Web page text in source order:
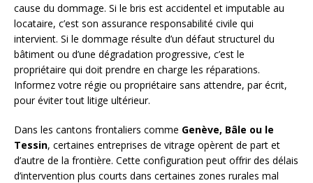
cause du dommage. Si le bris est accidentel et imputable au
locataire, c’est son assurance responsabilité civile qui
intervient. Si le dommage résulte d’un défaut structurel du
bâtiment ou d’une dégradation progressive, c’est le
propriétaire qui doit prendre en charge les réparations.
Informez votre régie ou propriétaire sans attendre, par écrit,
pour éviter tout litige ultérieur.
Dans les cantons frontaliers comme Genève, Bâle ou le
Tessin, certaines entreprises de vitrage opèrent de part et
d’autre de la frontière. Cette configuration peut offrir des délais
d’intervention plus courts dans certaines zones rurales mal